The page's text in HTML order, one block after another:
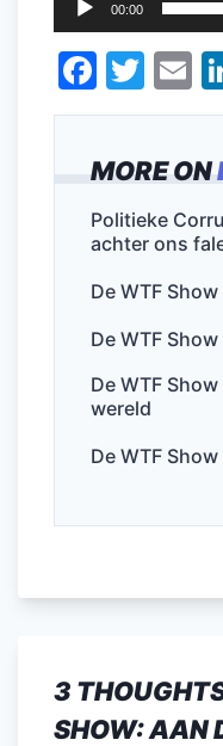
MORE ON
Politieke
achter ons
De WTF
De WTF
De WTF
wereld
De WTF
00:00
F
a
e
b
o
o
k
T
w
er
E
l
3
SHOW: AAN